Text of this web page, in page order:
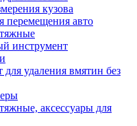
кузова
перемещения авто
инструмент
удаления вмятин без
аксессуары для